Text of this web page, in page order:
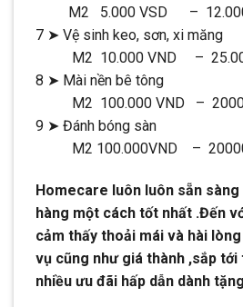
M2 5.000 VSD – 12.000
7 ➤ Vệ sinh keo,
M2 10.000 VND –
8 ➤ Mài nền
M2 100.000 VND –
9 ➤ Đánh
M2 100.000VND –
Homecare luôn luôn sẵn
hàng một cách tốt nhất .Đến
cảm thấy thoải mái và hài
vụ cũng như giá thành ,sắp
nhiều ưu đãi hấp dẫn dành